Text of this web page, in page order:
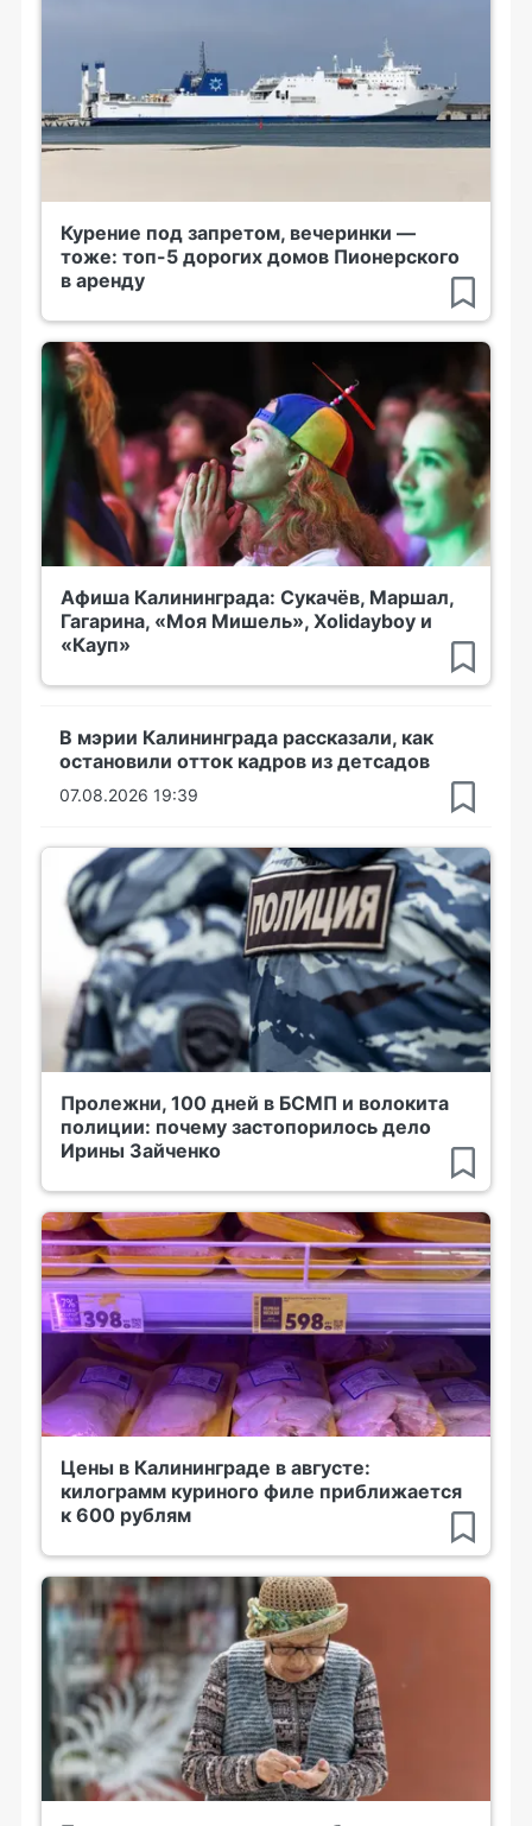
Курение под запретом, вечеринки —
тоже: топ-5 дорогих домов Пионерского
в аренду
Афиша Калининграда: Сукачёв, Маршал,
Гагарина, «Моя Мишель», Xolidayboy и
«Кауп»
В мэрии Калининграда рассказали, как
остановили отток кадров из детсадов
07.08.2026 19:39
Пролежни, 100 дней в БСМП и волокита
полиции: почему застопорилось дело
Ирины Зайченко
Цены в Калининграде в августе:
килограмм куриного филе приближается
к 600 рублям